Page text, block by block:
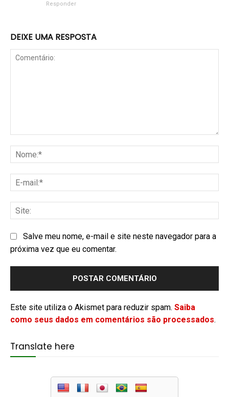
Responder
DEIXE UMA RESPOSTA
Salve meu nome, e-mail e site neste navegador para a
próxima vez que eu comentar.
Este site utiliza o Akismet para reduzir spam. Saiba
como seus dados em comentários são processados.
Translate here